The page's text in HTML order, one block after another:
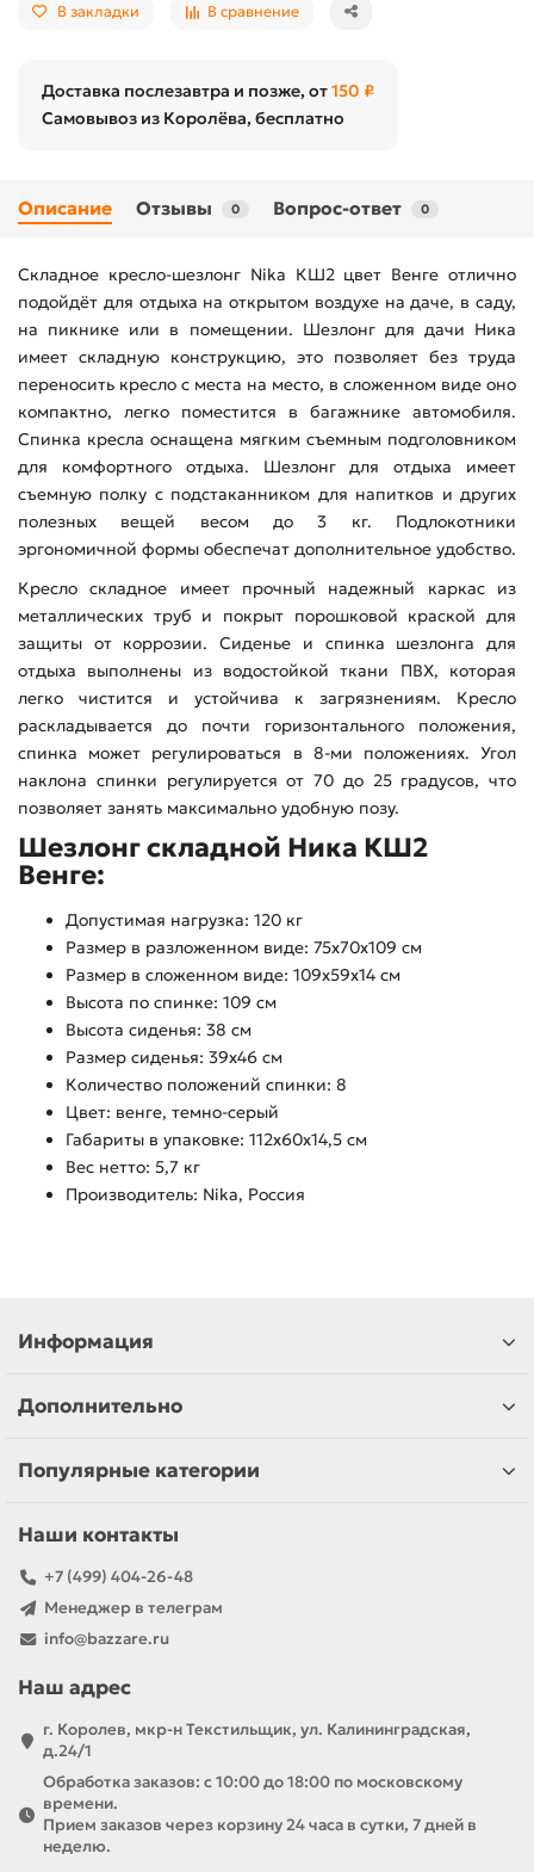
В закладки В сравнение
Доставка послезавтра и позже, от150 ₽
Самовывоз из Королёва, бесплатно
Описание Отзывы 0 Вопрос-ответ 0
Складное кресло-шезлонг Nika КШ2 цвет Венге отлично
подойдёт для отдыха на открытом воздухе на даче, в саду,
на пикнике или в помещении. Шезлонг для дачи Ника
имеет складную конструкцию, это позволяет без труда
переносить кресло с места на место, в сложенном виде оно
компактно, легко поместится в багажнике автомобиля.
Спинка кресла оснащена мягким съемным подголовником
для комфортного отдыха. Шезлонг для отдыха имеет
съемную полку с подстаканником для напитков и других
полезных вещей весом до 3 кг. Подлокотники
эргономичной формы обеспечат дополнительное удобство.
Кресло складное имеет прочный надежный каркас из
металлических труб и покрыт порошковой краской для
защиты от коррозии. Сиденье и спинка шезлонга для
отдыха выполнены из водостойкой ткани ПВХ, которая
легко чистится и устойчива к загрязнениям. Кресло
раскладывается до почти горизонтального положения,
спинка может регулироваться в 8-ми положениях. Угол
наклона спинки регулируется от 70 до 25 градусов, что
позволяет занять максимально удобную позу.
Шезлонг складной Ника КШ2
Венге:
Допустимая нагрузка: 120 кг
Размер в разложенном виде: 75х70х109 см
Размер в сложенном виде: 109x59x14 см
Высота по спинке: 109 см
Высота сиденья: 38 см
Размер сиденья: 39х46 см
Количество положений спинки: 8
Цвет: венге, темно-серый
Габариты в упаковке: 112х60х14,5 см
Вес нетто: 5,7 кг
Производитель: Nika, Россия
Информация
Дополнительно
Популярные категории
Наши контакты
+7 (499) 404-26-48
Менеджер в телеграм
info@bazzare.ru
Наш адрес
г. Королев, мкр-н Текстильщик, ул. Калининградская,
д.24/1
Обработка заказов: с 10:00 до 18:00 по московскому
времени.
Прием заказов через корзину 24 часа в сутки, 7 дней в
неделю.